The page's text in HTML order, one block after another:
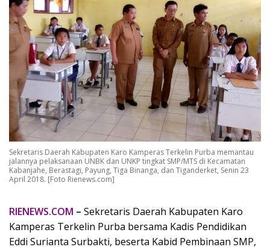
Sekretaris Daerah Kabupaten Karo Kamperas Terkelin Purba memantau
jalannya pelaksanaan UNBK dan UNKP tingkat SMP/MTS di Kecamatan
Kabanjahe, Berastagi, Payung, Tiga Binanga, dan Tiganderket, Senin 23
April 2018. [Foto Rienews.com]
RIENEWS.COM – Sekretaris Daerah Kabupaten Karo
Kamperas Terkelin Purba bersama Kadis Pendidikan
Eddi Surianta Surbakti, beserta Kabid Pembinaan SMP,